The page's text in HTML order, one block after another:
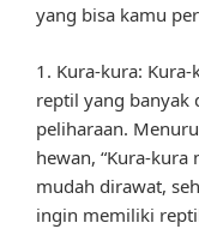
yang bisa kamu
1. Kura-kura:
reptil yang banyak
peliharaan.
hewan, “Kura-
mudah dirawat,
ingin memiliki